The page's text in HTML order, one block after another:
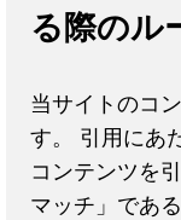
る際のル
当サイトのコ
す。 引用にあ
コンテンツを
マッチ」であ